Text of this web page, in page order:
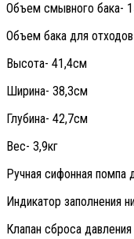
Объем смывного бака-
Объем бака для
Высота- 41,4см
Ширина- 38,3см
Глубина- 42,7см
Вес- 3,9кг
Ручная сифонная помпа
Индикатор заполнения
Клапан сброса давления